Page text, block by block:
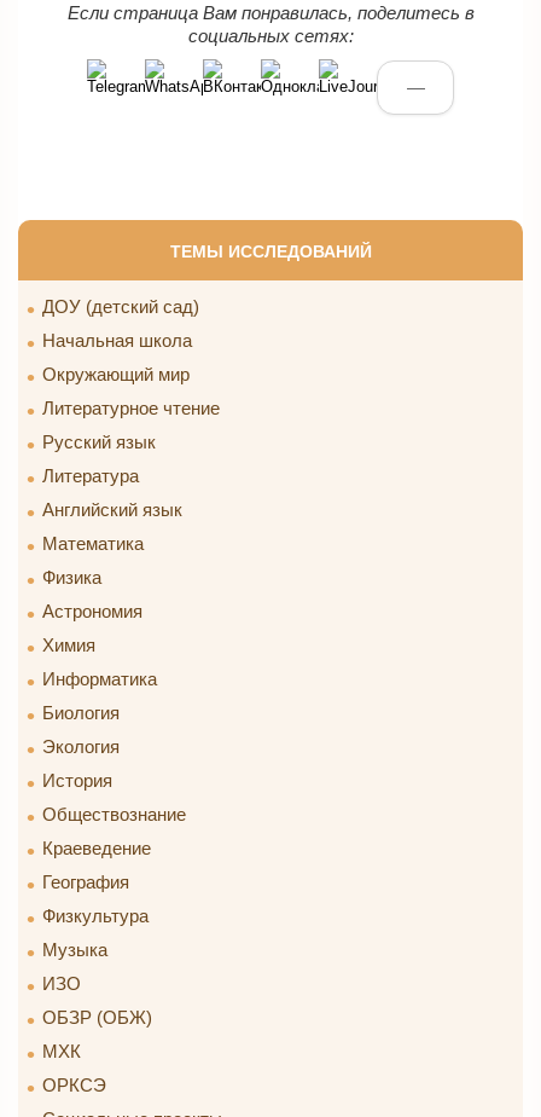
ТЕМЫ ИССЛЕДОВАНИЙ
ДОУ (детский сад)
Начальная школа
Окружающий мир
Литературное чтение
Русский язык
Литература
Английский язык
Математика
Физика
Астрономия
Химия
Информатика
Биология
Экология
История
Обществознание
Краеведение
География
Физкультура
Музыка
ИЗО
ОБЗР (ОБЖ)
МХК
ОРКСЭ
Если страница Вам понравилась, поделитесь в
социальных сетях:
—